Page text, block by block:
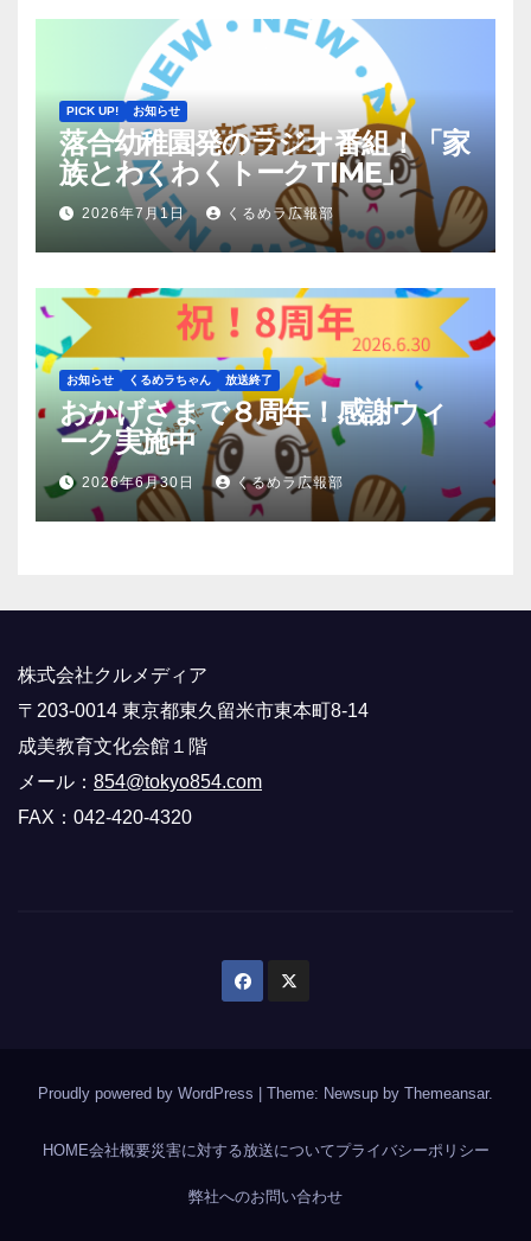
PICK UP! お知らせ
落合幼稚園発のラジオ番組！「家
族とわくわくトークTIME」
2026年7月1日 くるめラ広報部
お知らせ くるめラちゃん 放送終了
おかげさまで８周年！感謝ウィ
ーク実施中
2026年6月30日 くるめラ広報部
株式会社クルメディア
〒203-0014 東京都東久留米市東本町8-14
成美教育文化会館１階
メール： 854@tokyo854.com
FAX：042-420-4320
Proudly powered by WordPress Theme: Newsup by Themeansar.
HOME会社概要災害に対する放送についてプライバシーポリシー
弊社へのお問い合わせ